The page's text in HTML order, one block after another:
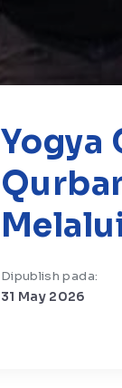
Yogya
Dipublish pada:
31 May 2026